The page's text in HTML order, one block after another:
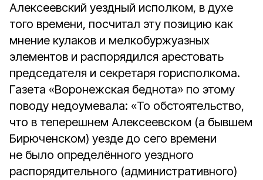
Алексеевский уездный исполком, в духе
того времени, посчитал эту позицию как
мнение кулаков и мелкобуржуазных
элементов и распорядился арестовать
председателя и секретаря горисполкома.
Газета «Воронежская беднота» по этому
поводу недоумевала: «То обстоятельство,
что в теперешнем Алексеевском (а бывшем
Бирюченском) уезде до сего времени
не было определённого уездного
распорядительного (административного)